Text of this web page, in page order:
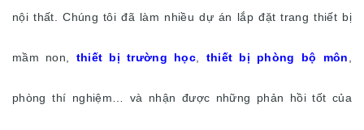
nội thất. Chúng tôi đã làm nhiều dự án lắp đặt trang thiết bị
mầm non, thiết bị trường học thiết bị phòng bộ môn
phòng thí nghiệm… và nhận được những phản hồi tốt của